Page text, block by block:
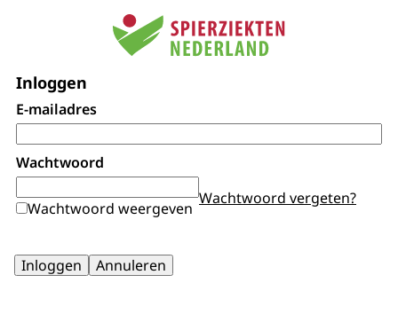
Inloggen
E-mailadres
Wachtwoord
Wachtwoord weergeven
Wachtwoord vergeten?
Inloggen Annuleren